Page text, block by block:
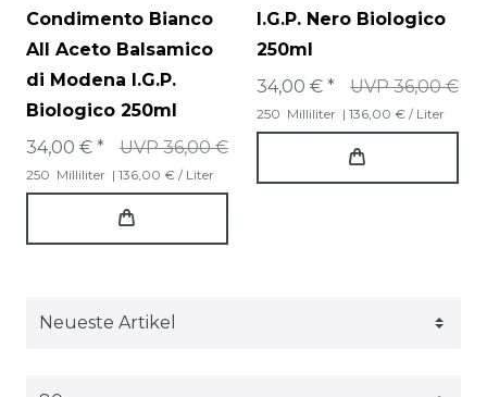
Condimento Bianco
All Aceto Balsamico
di Modena I.G.P.
Biologico 250ml
UVP 36,00 €
34,00 € *
250 Milliliter | 136,00 € / Liter
I.G.P. Nero Biologico
250ml
UVP 36,00 €
34,00 € *
250 Milliliter | 136,00 € / Liter